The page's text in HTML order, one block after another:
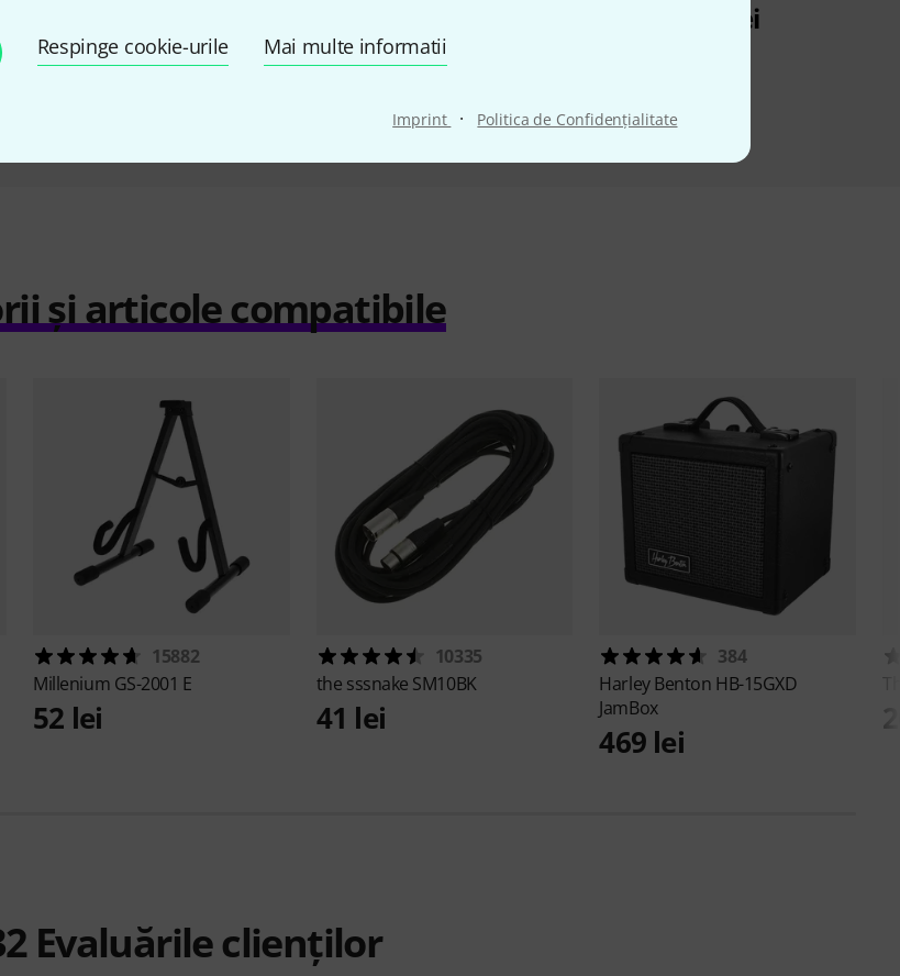
Respinge cookie-urile Mai multe informatii
Imprint · Politica de Confidenţialitate
36 lei
și articole compatibile
15882
Millenium GS-2001 E
52 lei
10335
the sssnake SM10BK
41 lei
384
Harley Benton HB-15GXD
JamBox
469 lei
Evaluările clienților